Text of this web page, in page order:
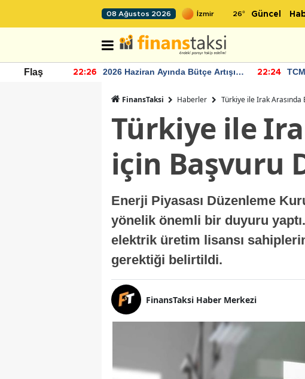
08 Ağustos 2026 26° Güncel
Flaş 22:26
2026 Haziran Ayında Bütçe Artışı
22:24
FinansTaksi Haberler Türkiye ile Irak
Türkiye ile
için Başvuru
Enerji Piyasası Düzenleme
yönelik önemli bir duyuru
elektrik üretim lisansı
gerektiği belirtildi.
FinansTaksi Haber Merkezi